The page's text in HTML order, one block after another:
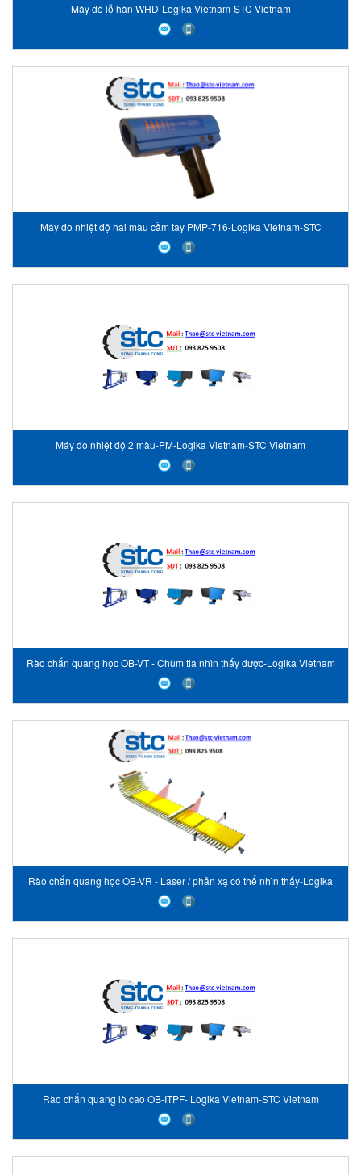
Máy dò lỗ hàn WHD-Logika Vietnam-STC Vietnam
Máy đo nhiệt độ hai màu cầm tay PMP-716-Logika Vietnam-STC
Vietnam
Máy đo nhiệt độ 2 màu-PM-Logika Vietnam-STC Vietnam
Rào chắn quang học OB-VT - Chùm tia nhìn thấy được-Logika Vietnam
Rào chắn quang học OB-VR - Laser / phản xạ có thể nhìn thấy-Logika
Vietnam
Rào chắn quang lò cao OB-ITPF- Logika Vietnam-STC Vietnam